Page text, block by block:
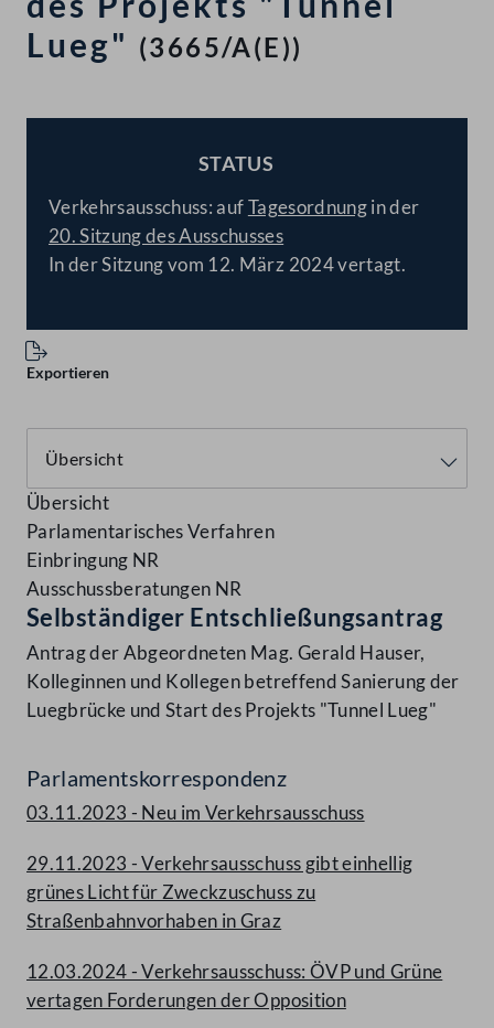
Lueg" (3665/A(E))
STATUS
Verkehrsausschuss: aufTagesordnungin der
20. Sitzung des Ausschusses
In der Sitzung vom 12. März 2024 vertagt.
Exportieren
Übersicht
Parlamentarisches Verfahren
Einbringung NR
Ausschussberatungen NR
Selbständiger Entschließungsantrag
Antrag der Abgeordneten Mag. Gerald Hauser,
Kolleginnen und Kollegen betreffend Sanierung der
Luegbrücke und Start des Projekts "Tunnel Lueg"
Parlamentskorrespondenz
03.11.2023 - Neu im Verkehrsausschuss
29.11.2023 - Verkehrsausschuss gibt einhellig
grünes Licht für Zweckzuschuss zu
Straßenbahnvorhaben in Graz
12.03.2024 - Verkehrsausschuss: ÖVP und Grüne
vertagen Forderungen der Opposition